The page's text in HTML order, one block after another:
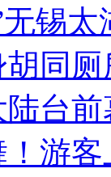
锡
同
台
游客